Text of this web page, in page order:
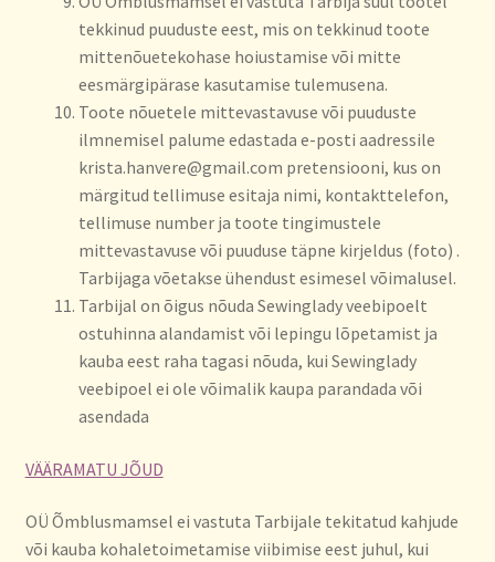
tekkinud puuduste eest, mis on tekkinud toote
mittenõuetekohase hoiustamise või mitte
eesmärgipärase kasutamise tulemusena.
Toote nõuetele mittevastavuse või puuduste
ilmnemisel palume edastada e-posti aadressile
krista.hanvere@gmail.com pretensiooni, kus on
märgitud tellimuse esitaja nimi, kontakttelefon,
tellimuse number ja toote tingimustele
mittevastavuse või puuduse täpne kirjeldus (foto) .
Tarbijaga võetakse ühendust esimesel võimalusel.
Tarbijal on õigus nõuda Sewinglady veebipoelt
ostuhinna alandamist või lepingu lõpetamist ja
kauba eest raha tagasi nõuda, kui Sewinglady
veebipoel ei ole võimalik kaupa parandada või
asendada
VÄÄRAMATU JÕUD
OÜ Õmblusmamsel ei vastuta Tarbijale tekitatud kahjude
või kauba kohaletoimetamise viibimise eest juhul, kui